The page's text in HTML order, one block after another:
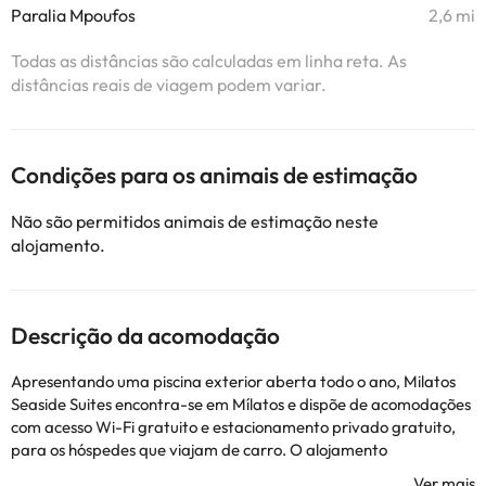
Paralia Mpoufos 2,6 mi
Todas as distâncias são calculadas em linha reta. As
distâncias reais de viagem podem variar.
Condições para os animais de estimação
Não são permitidos animais de estimação neste
alojamento.
Descrição da acomodação
Apresentando uma piscina exterior aberta todo o ano, Milatos
Seaside Suites encontra-se em Mílatos e dispõe de acomodações
com acesso Wi-Fi gratuito e estacionamento privado gratuito,
para os hóspedes que viajam de carro. O alojamento
disponibiliza terraço com vista do mar aos hóspedes, assim como